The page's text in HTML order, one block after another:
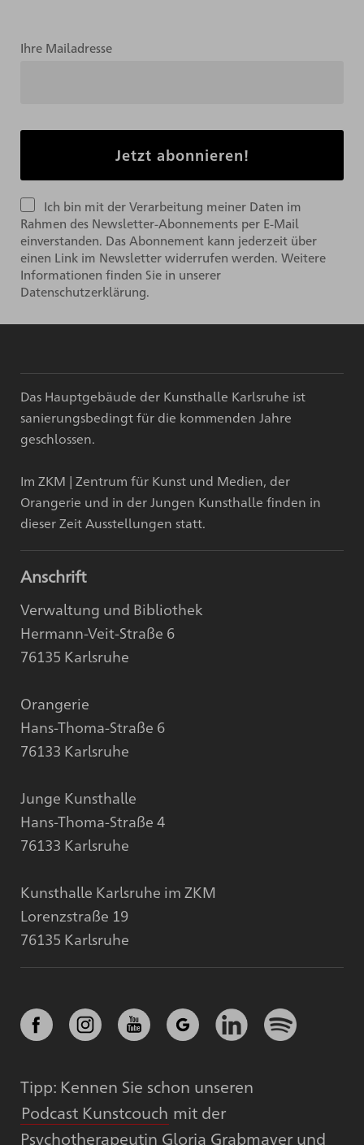
Ihre Mailadresse
Ich bin mit der Verarbeitung meiner Daten im
Rahmen des Newsletter-Abonnements per E-Mail
einverstanden. Das Abonnement kann jederzeit über
einen Link im Newsletter widerrufen werden. Weitere
Informationen finden Sie in unserer
Datenschutzerklärung.
Das Hauptgebäude der Kunsthalle Karlsruhe ist
sanierungsbedingt für die kommenden Jahre
geschlossen.
Im ZKM | Zentrum für Kunst und Medien, der
Orangerie und in der Jungen Kunsthalle finden in
dieser Zeit Ausstellungen statt.
Anschrift
Verwaltung und Bibliothek
Hermann-Veit-Straße 6
76135 Karlsruhe
Orangerie
Hans-Thoma-Straße 6
76133 Karlsruhe
Junge Kunsthalle
Hans-Thoma-Straße 4
76133 Karlsruhe
Kunsthalle Karlsruhe im ZKM
Lorenzstraße 19
76135 Karlsruhe
Tipp: Kennen Sie schon unseren
Podcast Kunstcouch mit der
Psychotherapeutin Gloria Grabmayer und